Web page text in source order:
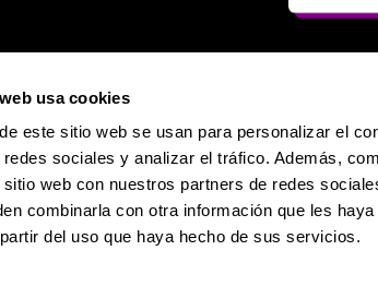
usa cookies
este sitio web se usan para personalizar el
sociales y analizar el tráfico. Además,
sitio web con nuestros partners de redes
combinarla con otra información que les
del uso que haya hecho de sus servicios.